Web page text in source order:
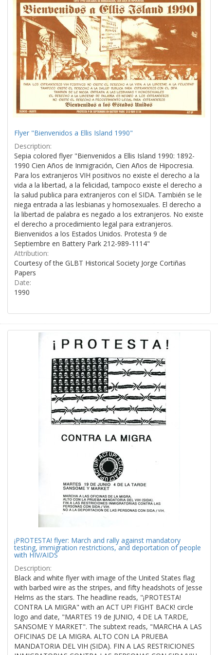
per
page
Flyer "Bienvenidos a Ellis Island 1990"
Description:
Sepia colored flyer "Bienvenidos a Ellis Island 1990: 1892-
1990 Cien Años de Inmigración, Cien Años de Hipocresia.
Para los extranjeros VIH positivos no existe el derecho a la
vida a la libertad, a la felicidad, tampoco existe el derecho a
la salud publica para extranjeros con el SIDA. También se le
niega entrada a las lesbianas y homosexuales. El derecho a
la libertad de palabra es negado a los extranjeros. No existe
el derecho a procedimiento legal para extranjeros.
Bienvenidos a los Estados Unidos. Protesta 9 de
Septiembre en Battery Park 212-989-1114"
Attribution:
Courtesy of the GLBT Historical Society Jorge Cortiñas
Papers
Date:
1990
¡PROTESTA! flyer: March and rally against mandatory
testing, immigration restrictions, and deportation of people
with HIV/AIDS
Description:
Black and white flyer with image of the United States flag
with barbed wire as the stripes, and fifty headshots of Jesse
Helms as the stars. The headline reads, "¡PROTESTA!
CONTRA LA MIGRA" with an ACT UP! FIGHT BACK! circle
logo and date, "MARTES 19 de JUNIO, 4 DE LA TARDE,
SANSOME Y MARKET". The subtext reads, "MARCHA A LAS
OFICINAS DE LA MIGRA. ALTO CON LA PRUEBA
MANDATORIA DEL VIH (SIDA). FIN A LAS RESTRICIONES